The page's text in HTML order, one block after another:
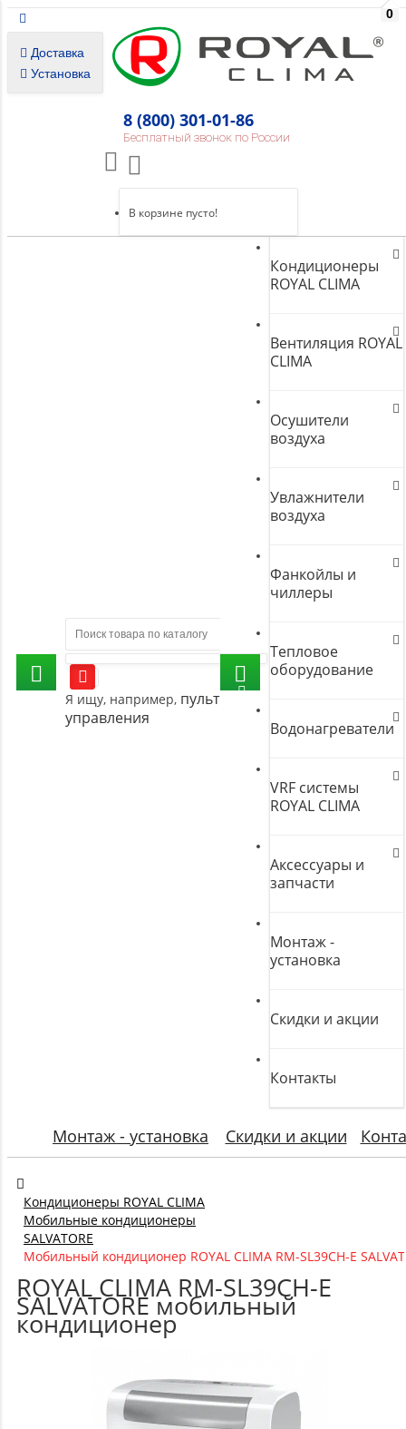
Доставка
Установка
8 (800) 301-01-86
Бесплатный звонок по России
0
В корзине пусто!
Я ищу, например, пульт
управления
Кондиционеры
ROYAL CLIMA
Вентиляция ROYAL
CLIMA
Осушители
воздуха
Увлажнители
воздуха
Фанкойлы и
чиллеры
Тепловое
оборудование
Водонагреватели
VRF системы
ROYAL CLIMA
Аксессуары и
запчасти
Монтаж -
установка
Скидки и акции
Контакты
Монтаж - установка Скидки и акции
Кондиционеры ROYAL CLIMA
Мобильные кондиционеры
SALVATORE
Мобильный кондиционер ROYAL CLIMA RM-SL39CH-E
ROYAL CLIMA RM-SL39CH-E
SALVATORE мобильный
кондиционер